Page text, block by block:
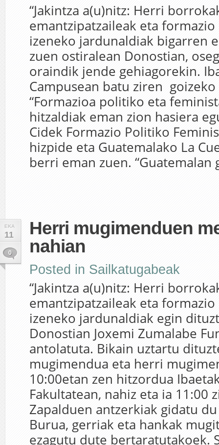
“Jakintza a(u)nitz: Herri
emantzipatzaileak eta formazio
izeneko jardunaldiak bigarren
zuen ostiralean Donostian,
oraindik jende gehiagorekin.
Campusean batu ziren
“Formazioa politiko eta
hitzaldiak eman zion hasiera
Cidek Formazio Politiko
hizpide eta Guatemalako La
berri eman zuen. “Guatemalan
EKA
11
0
Herri mugimenduen
nahian
Posted in Sailkatugabeak
“Jakintza a(u)nitz: Herri
emantzipatzaileak eta formazio
izeneko jardunaldiak egin
Donostian Joxemi Zumalabe
antolatuta. Bikain uztartu
mugimendua eta herri
10:00etan zen hitzordua
Fakultatean, nahiz eta ia 11:00
Zapalduen antzerkiak gidatu
Burua, gerriak eta hankak
ezagutu dute bertaratutakoek.